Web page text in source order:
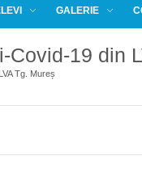
GALERIE
19 din
Tg. Mureș